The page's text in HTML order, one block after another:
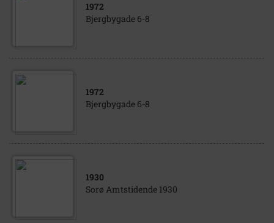
1972
Bjergbygade 6-8
1972
Bjergbygade 6-8
1930
Sorø Amtstidende 1930